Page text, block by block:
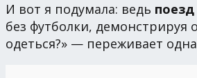
И вот я подумала: ведь
без футболки,
одеться?» — переживает